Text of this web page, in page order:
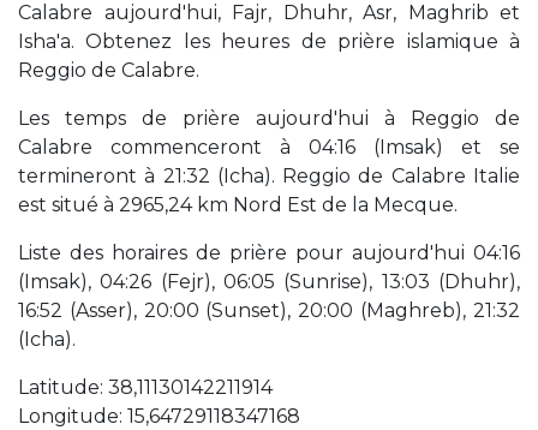
Calabre aujourd'hui, Fajr, Dhuhr, Asr, Maghrib et
Isha'a. Obtenez les heures de prière islamique à
Reggio de Calabre.
Les temps de prière aujourd'hui à Reggio de
Calabre commenceront à 04:16 (Imsak) et se
termineront à 21:32 (Icha). Reggio de Calabre Italie
est situé à 2965,24 km Nord Est de la Mecque.
Liste des horaires de prière pour aujourd'hui 04:16
(Imsak), 04:26 (Fejr), 06:05 (Sunrise), 13:03 (Dhuhr),
16:52 (Asser), 20:00 (Sunset), 20:00 (Maghreb), 21:32
(Icha).
Latitude: 38,11130142211914
Longitude: 15,64729118347168